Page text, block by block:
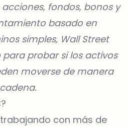
fondos, bonos y
basado en
simples, Wall Street
probar si los activos
moverse de manera
con más de